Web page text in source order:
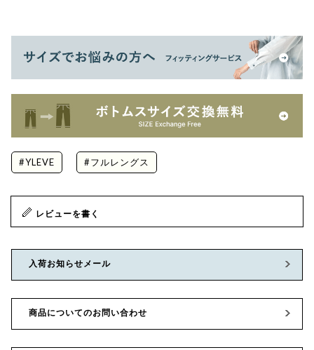
#YLEVE #フルレングス
レビューを書く
入荷お知らせメール
商品についてのお問い合わせ